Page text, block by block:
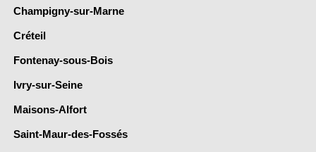
Champigny-sur-Marne
Créteil
Fontenay-sous-Bois
Ivry-sur-Seine
Maisons-Alfort
Saint-Maur-des-Fossés